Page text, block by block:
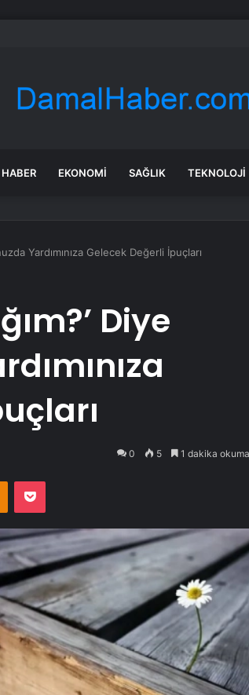
diziler var? 21 Temmuz yayın akışında neler
HABER EKONOMI SAĞLIK TEKNOLOJI
Yardımınıza Gelecek Değerli İpuçları
Diye
0 5 1 dakika
Odnoklassniki
Pocket